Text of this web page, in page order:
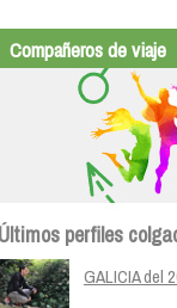
Compañeros de viaje
Últimos perfiles
GALICIA del